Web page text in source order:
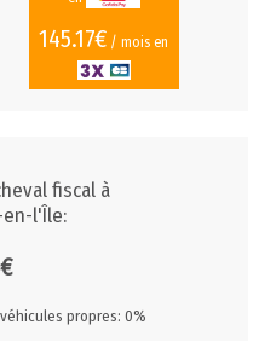
145.17€ / mois en
fiscal à
l'Île:
propres: 0%